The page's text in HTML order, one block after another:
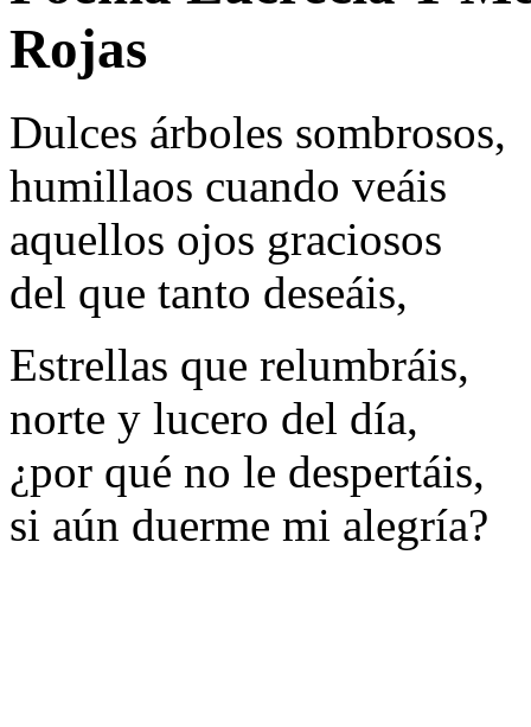
Rojas
Dulces árboles sombrosos,
humillaos cuando veáis
aquellos ojos graciosos
del que tanto deseáis,
Estrellas que relumbráis,
norte y lucero del día,
¿por qué no le despertáis,
si aún duerme mi alegría?